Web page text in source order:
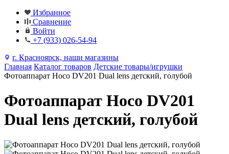
Избранное
Сравнение
Войти
+7 (933) 026-54-94
г. Красноярск, наши магазины
Главная Каталог товаров Детские товары/игрушки
Фотоаппарат Hoco DV201 Dual lens детский, голубой
Фотоаппарат Hoco DV201
Dual lens детский, голубой